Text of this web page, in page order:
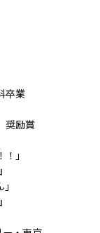
卒業
奨励賞
！」
」